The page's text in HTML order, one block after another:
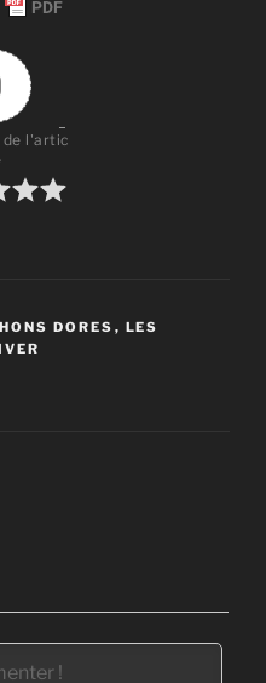
de l'artic
DORES , LES